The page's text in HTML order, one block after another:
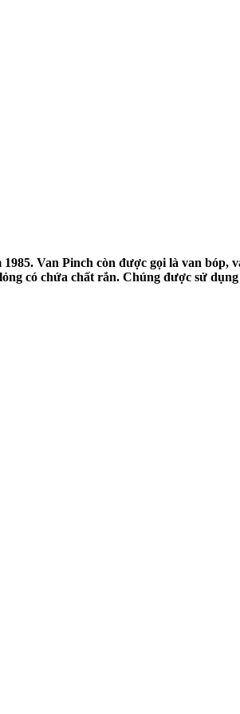
Van Pinch còn được gọi là van bóp,
có chứa chất rắn. Chúng được sử